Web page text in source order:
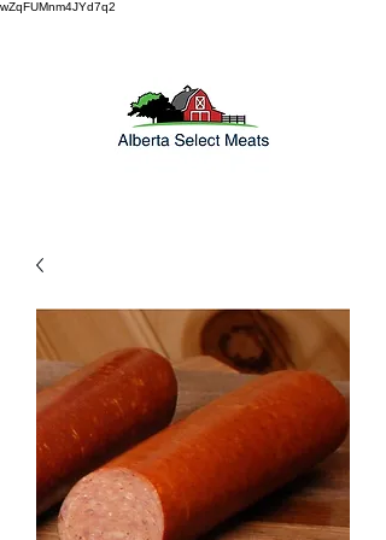
wZqFUMnm4JYd7q2